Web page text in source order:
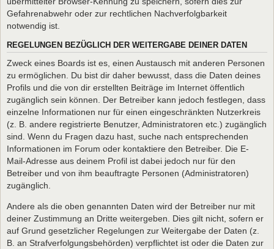
Gefahrenabwehr oder zur rechtlichen Nachverfolgbarkeit
notwendig ist.
REGELUNGEN BEZÜGLICH DER WEITERGABE DEINER DATEN
Zweck eines Boards ist es, einen Austausch mit anderen Personen
zu ermöglichen. Du bist dir daher bewusst, dass die Daten deines
Profils und die von dir erstellten Beiträge im Internet öffentlich
zugänglich sein können. Der Betreiber kann jedoch festlegen, dass
einzelne Informationen nur für einen eingeschränkten Nutzerkreis
(z. B. andere registrierte Benutzer, Administratoren etc.) zugänglich
sind. Wenn du Fragen dazu hast, suche nach entsprechenden
Informationen im Forum oder kontaktiere den Betreiber. Die E-
Mail-Adresse aus deinem Profil ist dabei jedoch nur für den
Betreiber und von ihm beauftragte Personen (Administratoren)
zugänglich.
Andere als die oben genannten Daten wird der Betreiber nur mit
deiner Zustimmung an Dritte weitergeben. Dies gilt nicht, sofern er
auf Grund gesetzlicher Regelungen zur Weitergabe der Daten (z.
B. an Strafverfolgungsbehörden) verpflichtet ist oder die Daten zur